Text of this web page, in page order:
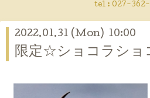
tel : 027-362-
2022.01.31 (Mon) 10:00
限定☆ショコラショ